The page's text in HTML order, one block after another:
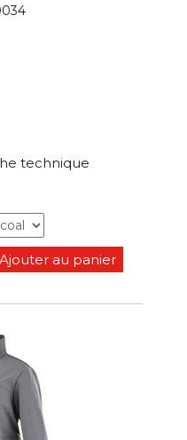
technique
Ajouter au panier